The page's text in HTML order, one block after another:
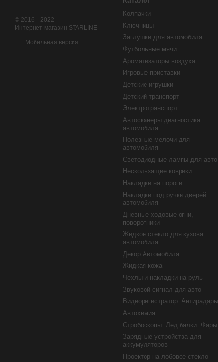
© 2016—2022
Интернет-магазин STARLINE
Мобильная версия
Колпачки
Ключницы
Заглушки для автомобиля
Футбольные мячи
Ароматизаторы воздуха
Игровые приставки
Детские игрушки
Детский транспорт
Электротранспорт
Автосканеры диагностика
автомобиля
Полезные мелочи для
автомобиля
Светодиодные лампы для авто
Нескользящие коврики
Накладки на пороги
Накладки под ручки дверей
автомобиля
Дневные ходовые огни,
поворотники
Жидкое стекло для кузова
автомобиля
Декор Автомобиля
Жидкая кожа
Чехлы и накладки на руль
Звуковой сигнал для авто
Видеорегистратор. Антирадары
Автохимия
Стробоскопы. Лед балки. Фары
Зарядные устройства для
аккумуляторов
Проектор на лобовое стекло